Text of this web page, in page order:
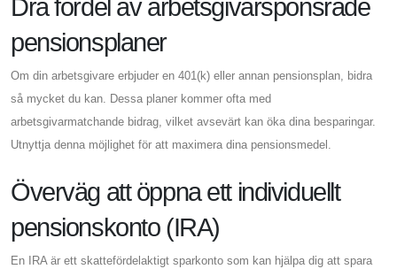
Dra fördel av arbetsgivarsponsrade
pensionsplaner
Om din arbetsgivare erbjuder en 401(k) eller annan pensionsplan, bidra
så mycket du kan. Dessa planer kommer ofta med
arbetsgivarmatchande bidrag, vilket avsevärt kan öka dina besparingar.
Utnyttja denna möjlighet för att maximera dina pensionsmedel.
Överväg att öppna ett individuellt
pensionskonto (IRA)
En IRA är ett skattefördelaktigt sparkonto som kan hjälpa dig att spara